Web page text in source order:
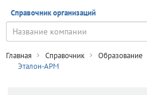
Справочник организаций
Главная Справочник Образование
Эталон-АРМ